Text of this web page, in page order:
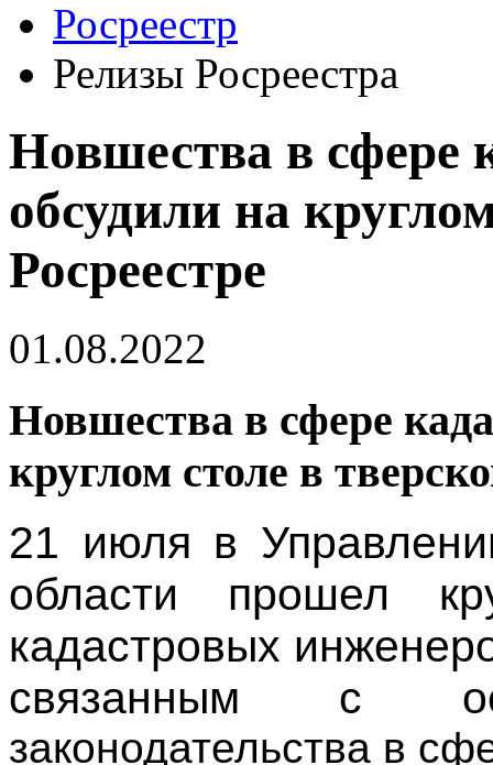
Росреестр
Релизы Росреестра
Новшества в сфере
обсудили на
Росреестре
01.08.2022
Новшества в сфере
круглом столе в
21 июля в
области прошел
кадастровых
связанным с
законодательства в